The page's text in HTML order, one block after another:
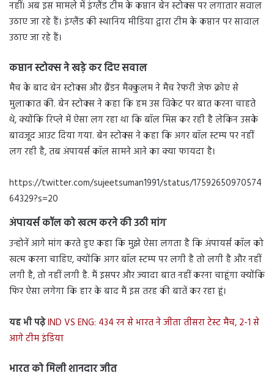
नहीं। अब इस मामले में इंग्लैंड टीम के कप्तान बेन स्टोक्स पर लगातार सवाल
उठाए जा रहे हैं। इंग्लैंड की स्थानिय मीडिया द्वारा टीम के कप्तान पर सावाल
उठाए जा रहे हैं।
कप्तान स्टोक्स ने खड़े कर दिए सवाल
मैच के बाद बेन स्टोक्स और ब्रैंडन मैक्कुलम ने मैच रेफरी जेफ क्रोए से
मुलाकात की. बेन स्टोक्स ने कहा कि हम उस विकेट पर बात करना चाहते
थे, क्योंकि रिप्ले में ऐसा लग रहा था कि बॉल मिस कर रही है लेकिन उसके
बावजूद आउट दिया गया. बेन स्टोक्स ने कहा कि अगर बॉल स्टम्प पर नहीं
लग रही है, तब अंपायर्स कॉल सामने आने का क्या फायदा है।
https://twitter.com/sujeetsuman1991/status/17592650970574
64329?s=20
अंपायर्स कॉल को खत्म करने की उठी मांग
उन्होनें आगे मांग करते हुए कहा कि मुझे ऐसा लगता है कि अंपायर्स कॉल को
खत्म करना चाहिए, क्योंकि अगर बॉल स्टम्प पर लगी है तो लगी है और नहीं
लगी है, तो नहीं लगी है. मैं इसपर और ज्यादा बात नहीं करना चाहूंगा क्योंकि
फिर ऐसा लगेगा कि हार के बाद मैं इस तरह की बातें कर रहा हूं।
यह भी पढ़ेIND VS ENG: 434 रन से भारत ने जीता तीसरा टेस्ट मैच, 2-1 से
आगे टीम इंडिया
भारत को मिली शानदार जीत